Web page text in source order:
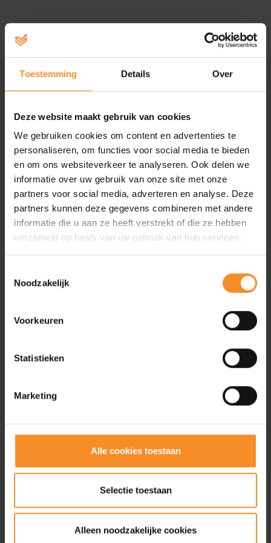
Toestemming Details Over
Deze website maakt gebruik van cookies
We gebruiken cookies om content en advertenties te
personaliseren, om functies voor social media te bieden
en om ons websiteverkeer te analyseren. Ook delen we
informatie over uw gebruik van onze site met onze
partners voor social media, adverteren en analyse. Deze
partners kunnen deze gegevens combineren met andere
informatie die u aan ze heeft verstrekt of die ze hebben
verzameld op basis van uw gebruik van hun services.
Noodzakelijk
Voorkeuren
Statistieken
Marketing
Alle cookies toestaan
Selectie toestaan
Alleen noodzakelijke cookies
PROVINCIE
SLIM ZOEKEN
Trail Events